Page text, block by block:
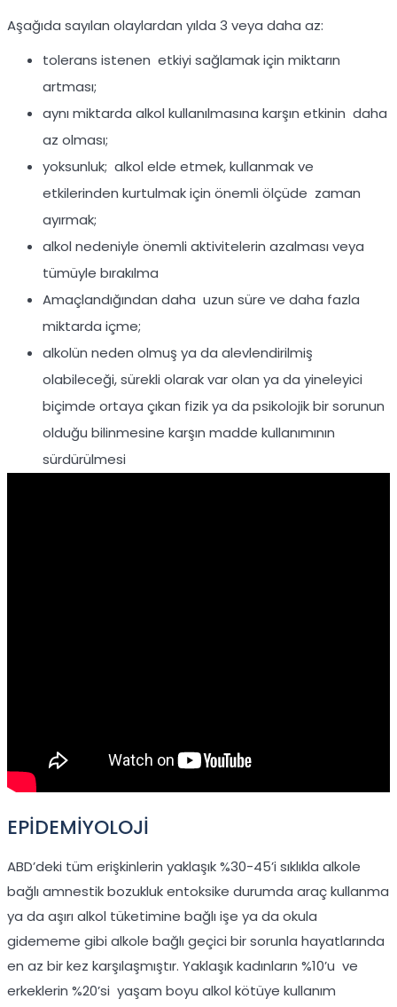
Aşağıda sayılan olaylardan yılda 3 veya daha az:
tolerans istenen etkiyi sağlamak için miktarın
artması;
aynı miktarda alkol kullanılmasına karşın etkinin daha
az olması;
yoksunluk; alkol elde etmek, kullanmak ve
etkilerinden kurtulmak için önemli ölçüde zaman
ayırmak;
alkol nedeniyle önemli aktivitelerin azalması veya
tümüyle bırakılma
Amaçlandığından daha uzun süre ve daha fazla
miktarda içme;
alkolün neden olmuş ya da alevlendirilmiş
olabileceği, sürekli olarak var olan ya da yineleyici
biçimde ortaya çıkan fizik ya da psikolojik bir sorunun
olduğu bilinmesine karşın madde kullanımının
sürdürülmesi
EPİDEMİYOLOJİ
ABD’deki tüm erişkinlerin yaklaşık %30-45’i sıklıkla alkole
bağlı amnestik bozukluk entoksike durumda araç kullanma
ya da aşırı alkol tüketimine bağlı işe ya da okula
gidememe gibi alkole bağlı geçici bir sorunla hayatlarında
en az bir kez karşılaşmıştır. Yaklaşık kadınların %10’u ve
erkeklerin %20’si yaşam boyu alkol kötüye kullanım